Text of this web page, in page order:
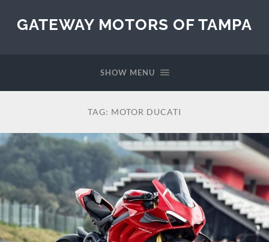
GATEWAY MOTORS OF TAMPA
SHOW MENU
TAG: MOTOR DUCATI